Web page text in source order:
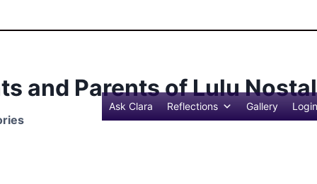
Ask Clara Reflections Gallery Login
and Parents of Lulu